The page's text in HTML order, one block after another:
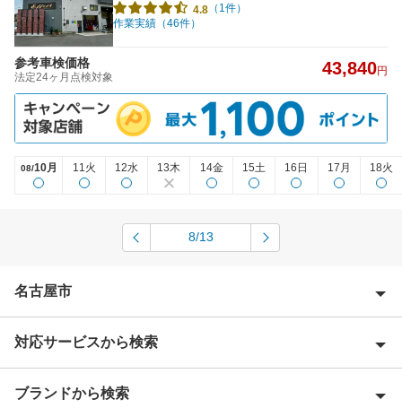
4.8 （1件）
作業実績（46件）
参考車検価格
法定24ヶ月点検対象 43,840円
08/10月 11火 12水 13木 14金 15土 16日 17月 18火
8/13
名古屋市
名古屋市熱田区
対応サービスから検索
優良店
ブランドから検索